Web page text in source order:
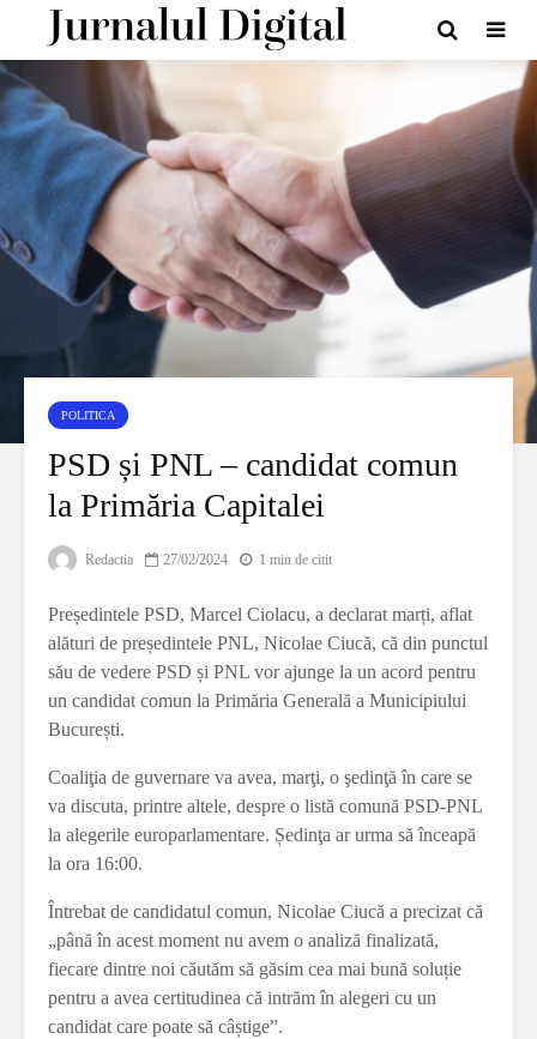
POLITICA
PSD și PNL – candidat comun
la Primăria Capitalei
Redactia 27/02/2024 1 min de citit
Președintele PSD, Marcel Ciolacu, a declarat marți, aflat
alături de președintele PNL, Nicolae Ciucă, că din punctul
său de vedere PSD și PNL vor ajunge la un acord pentru
un candidat comun la Primăria Generală a Municipiului
București.
Coaliţia de guvernare va avea, marţi, o şedinţă în care se
va discuta, printre altele, despre o listă comună PSD-PNL
la alegerile europarlamentare. Ședinţa ar urma să înceapă
la ora 16:00.
Întrebat de candidatul comun, Nicolae Ciucă a precizat că
„până în acest moment nu avem o analiză finalizată,
fiecare dintre noi căutăm să găsim cea mai bună soluție
pentru a avea certitudinea că intrăm în alegeri cu un
candidat care poate să câștige”.